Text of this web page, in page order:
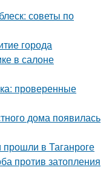
советы по
города
в салоне
проверенные
дома появилась
в Таганроге
против затопления